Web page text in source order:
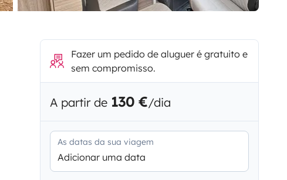
Fazer um pedido de aluguer é gratuito e
sem compromisso.
A partir de 130 €/dia
As datas da sua viagem
Adicionar uma data